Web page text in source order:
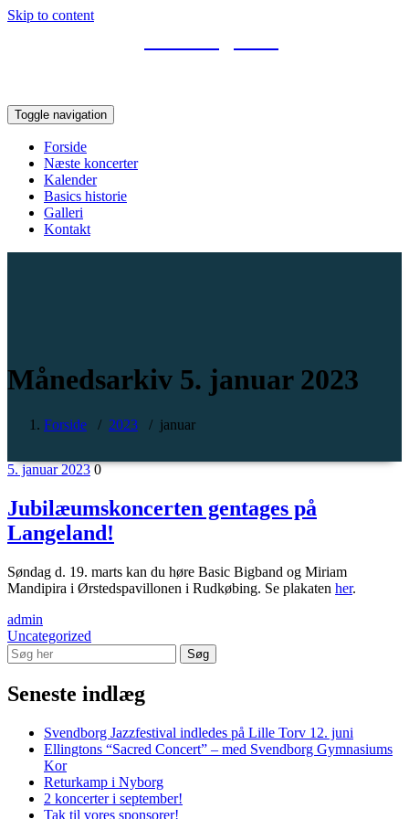
Skip to content
Toggle navigation
Forside
Næste koncerter
Kalender
Basics historie
Galleri
Kontakt
Månedsarkiv 5. januar 2023
Forside / 2023 / januar
5. januar 2023 0
Jubilæumskoncerten gentages på
Langeland!
Søndag d. 19. marts kan du høre Basic Bigband og Miriam
Mandipira i Ørstedspavillonen i Rudkøbing. Se plakaten her.
admin
Uncategorized
Seneste indlæg
Svendborg Jazzfestival indledes på Lille Torv 12. juni
Ellingtons “Sacred Concert” – med Svendborg Gymnasiums
Kor
Returkamp i Nyborg
2 koncerter i september!
Tak til vores sponsorer!